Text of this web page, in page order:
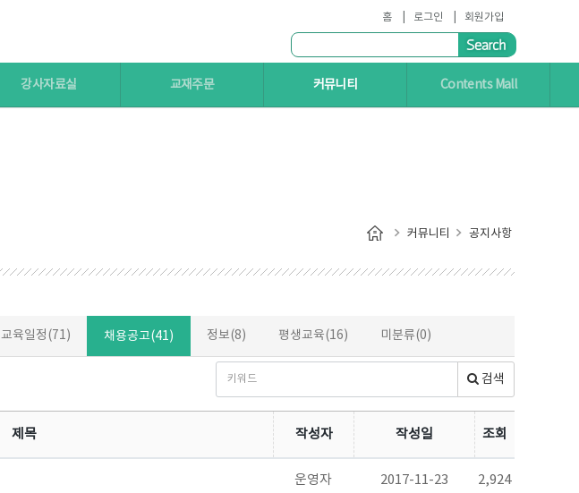
홈 로그인 회원가입
강사자료실 교재주문 커뮤니티 Contents Mall
커뮤니티 공지사항
교육일정(71) 채용공고(41) 정보(8) 평생교육(16) 미분류(0)
검색
제목 작성자 작성일 조회
운영자 2017-11-23 2,924